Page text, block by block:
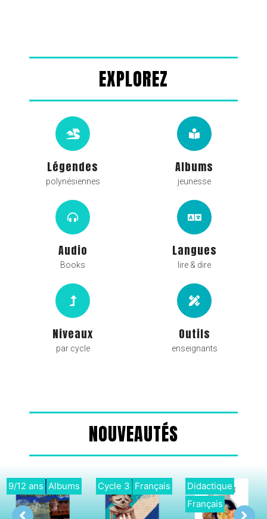
EXPLOREZ
Légendes
polynésiennes
Albums
jeunesse
Audio
Books
Langues
lire & dire
Niveaux
par cycle
Outils
enseignants
NOUVEAUTÉS
9/12 ans Albums Cycle 3 Français
Didactique
Français